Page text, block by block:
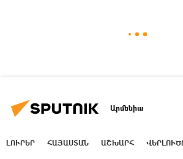
Արմենիա
ԼՈՒՐԵՐ ՀԱՅԱՍՏԱՆ ԱՇԽԱՐՀ